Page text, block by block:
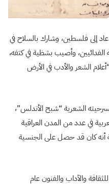
إلى فلسطين، وشارك بالسلاح في
حرب 1948 مع رفاقه الفدائيين، وأصيب بشظية في كتفه،
الشعر والأدب في الأرض
الشعرية “شبح الأندلس”،
في عدد من المدن العراقية
التقاعد عام 1972، خاصة أنه كان قد حصل على الجنسية
والآداب والفنون عام